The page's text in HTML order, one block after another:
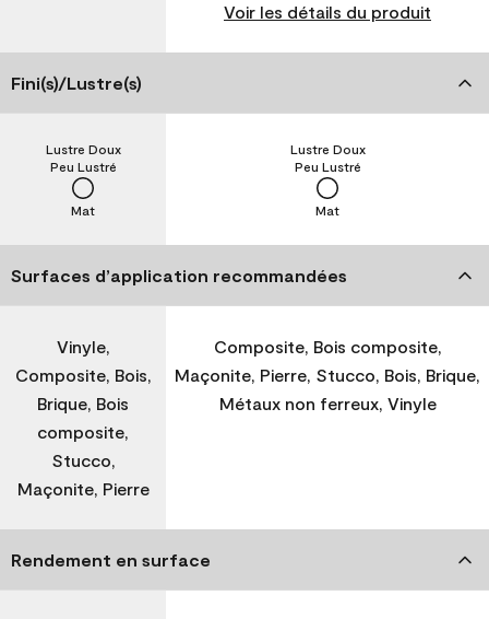
Voir les détails du produit
Fini(s)/Lustre(s)
Mat
Peu Lustré
Lustre Doux
Mat
Peu Lustré
Lustre Doux
Surfaces d’application recommandées
Vinyle,
Composite, Bois,
Brique, Bois
composite,
Stucco,
Maçonite, Pierre
Composite, Bois composite,
Maçonite, Pierre, Stucco, Bois, Brique,
Métaux non ferreux, Vinyle
Rendement en surface